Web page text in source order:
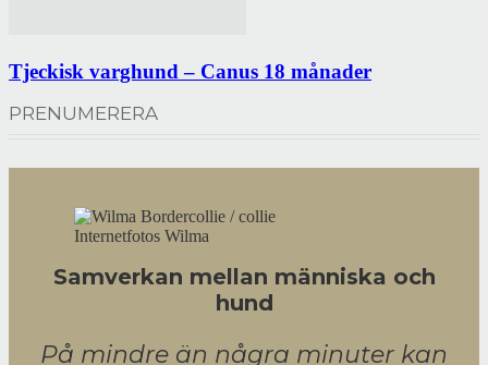
Tjeckisk varghund – Canus 18 månader
PRENUMERERA
Internetfotos Wilma
Samverkan mellan människa och
hund
På mindre än några minuter kan